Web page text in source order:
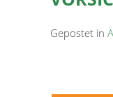
Gepostet in